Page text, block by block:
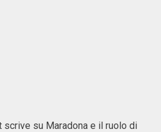
scrive su Maradona e il ruolo di